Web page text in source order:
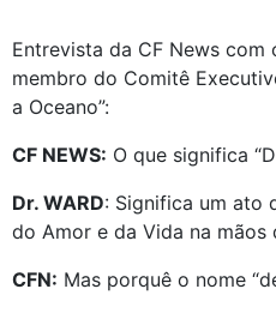
Entrevista da CF News com
membro do Comitê
a Oceano”:
CF NEWS: O que significa
Dr. WARD: Significa um ato
do Amor e da Vida na mãos
CFN: Mas porquê o nome